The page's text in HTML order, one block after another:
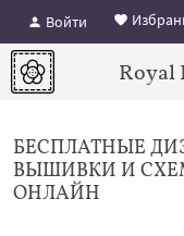
Войти
Royal
БЕСПЛАТНЫЕ
ВЫШИВКИ И
ОНЛАЙН